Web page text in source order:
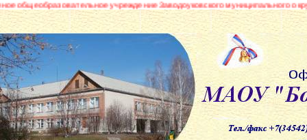
учреждение Заводоуковского муниципального